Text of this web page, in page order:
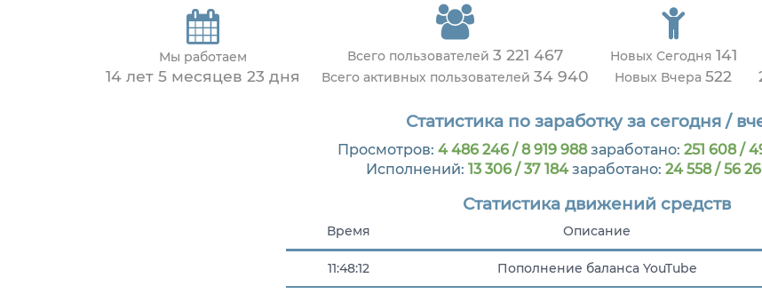
Мы работаем
14 лет 5 месяцев 23 дня
Всего пользователей 3 221 467
Всего активных пользователей 34 940
Новых Сегодня 141
Новых Вчера 522
Статистика по заработку за сегодня /
Просмотров: 4 486 246 / 8 919 988заработано: 251 608 /
Исполнений: 13 306 / 37 184заработано: 24 558 / 56
Статистика движений средств
Время Описание
11:48:12 Пополнение баланса YouTube